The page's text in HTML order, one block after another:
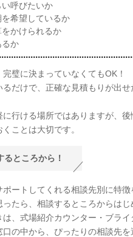
い呼びたいか
を希望しているか
をかけられるか
るか
璧に決まっていなくてもOK！
るだけで、正確な見積もりが出
行ける場所ではありますが、
ことは大切です。
ところから！
ートしてくれる相談先別に特徴
たら、相談するところからはじ
、式場紹介カウンター・ブラ
口の中から、ぴったりの相談先